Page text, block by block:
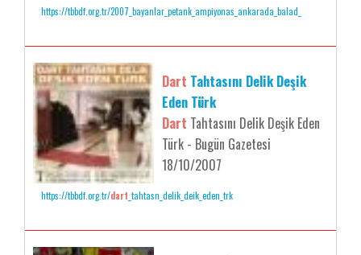
https://tbbdf.org.tr/2007_bayanlar_petank_ampiyonas_ankarada_balad_
Dart Tahtasını Delik Deşik
Eden Türk
Dart Tahtasını Delik Deşik Eden
Türk - Bugün Gazetesi
18/10/2007
https://tbbdf.org.tr/dart _tahtasn_delik_deik_eden_trk